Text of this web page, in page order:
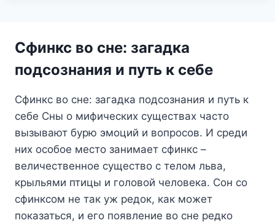
–
ОН
Сфинкс во сне: загадка
подсознания и путь к себе
Сфинкс во сне: загадка подсознания и путь к
себе Сны о мифических существах часто
вызывают бурю эмоций и вопросов. И среди
них особое место занимает сфинкс –
величественное существо с телом льва,
крыльями птицы и головой человека. Сон со
сфинксом не так уж редок, как может
показаться, и его появление во сне редко